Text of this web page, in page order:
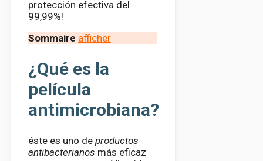
protección efectiva del
99,99%!
Sommaire afficher
¿Qué es la
película
antimicrobiana?
éste es uno de productos
antibacterianos más eficaz